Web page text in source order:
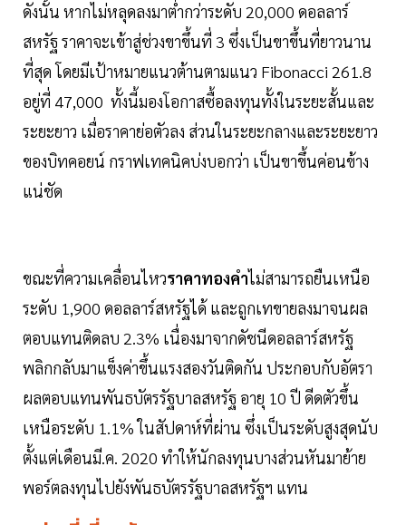
ดังนั้น หากไม่หลุดลงมาต่ำกว่าระดับ 20,000 ดอลลาร์
สหรัฐ ราคาจะเข้าสู่ช่วงขาขึ้นที่ 3 ซึ่งเป็นขาขึ้นที่ยาวนาน
ที่สุด โดยมีเป้าหมายแนวต้านตามแนว Fibonacci 261.8
อยู่ที่ 47,000 ทั้งนี้มองโอกาสซื้อลงทุนทั้งในระยะสั้นและ
ระยะยาว เมื่อราคาย่อตัวลง ส่วนในระยะกลางและระยะยาว
ของบิทคอยน์ กราฟเทคนิคบ่งบอกว่า เป็นขาขึ้นค่อนข้าง
แน่ชัด
ขณะที่ความเคลื่อนไหวราคาทองคำไม่สามารถยืนเหนือ
ระดับ 1,900 ดอลลาร์สหรัฐได้ และถูกเทขายลงมาจนผล
ตอบแทนติดลบ 2.3% เนื่องมาจากดัชนีดอลลาร์สหรัฐ
พลิกกลับมาแข็งค่าขึ้นแรงสองวันติดกัน ประกอบกับอัตรา
ผลตอบแทนพันธบัตรรัฐบาลสหรัฐ อายุ 10 ปี ดีดตัวขึ้น
เหนือระดับ 1.1% ในสัปดาห์ที่ผ่าน ซึ่งเป็นระดับสูงสุดนับ
ตั้งแต่เดือนมี.ค. 2020 ทำให้นักลงทุนบางส่วนหันมาย้าย
พอร์ตลงทุนไปยังพันธบัตรรัฐบาลสหรัฐฯ แทน